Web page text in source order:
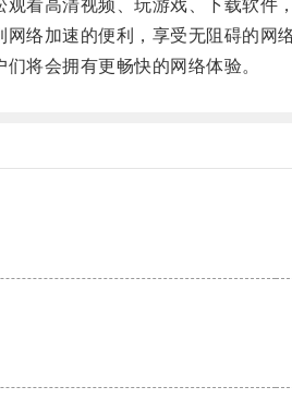
高清视频、玩游戏、下载软件，
加速的便利，享受无阻碍的网络
将会拥有更畅快的网络体验。